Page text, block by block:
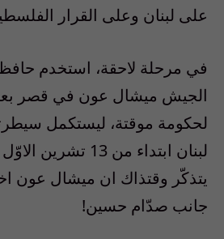
على لبنان وعلى القرار
في مرحلة لاحقة، استخدم
الجيش ميشال عون في قصر
لحكومة موقتة، ليستكمل
يتذكّر وقتذاك ان ميشال عون
جانب صدّام حسين!